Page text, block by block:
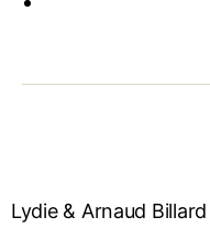
Lydie & Arnaud Billard